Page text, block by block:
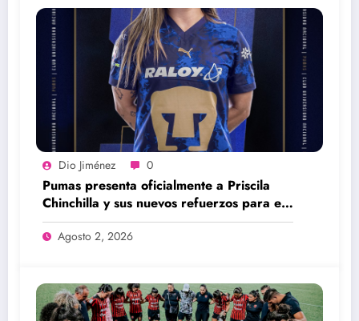
Dio Jiménez 0
Pumas presenta oficialmente a Priscila
Chinchilla y sus nuevos refuerzos para el
Apertura 2026
Agosto 2, 2026